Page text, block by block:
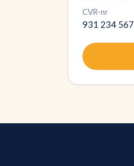
CVR-nr
931 234 567